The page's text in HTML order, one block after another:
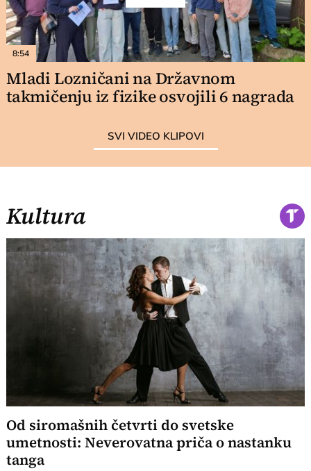
8:54
Mladi Lozničani na Državnom
takmičenju iz fizike osvojili 6 nagrada
SVI VIDEO KLIPOVI
Kultura
Od siromašnih četvrti do svetske
umetnosti: Neverovatna priča o nastanku
tanga